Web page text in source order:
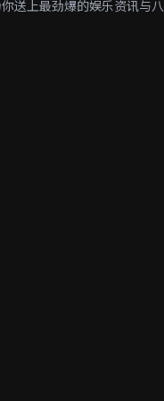
送上最劲爆的娱乐资讯与